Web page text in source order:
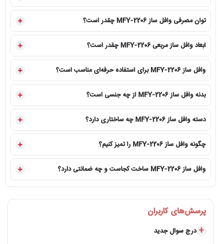
توان مصرفی وافل ساز MFY-2206 چقدر است؟
ابعاد وافل ساز مربعی MFY-2206 چقدر است؟
وافل ساز MFY-2206 برای استفاده حرفه‌ای مناسب است؟
بدنه وافل ساز MFY-2206 از چه جنسی است؟
دسته وافل ساز MFY-2206 چه ساختاری دارد؟
چگونه وافل ساز MFY-2206 را تمیز کنیم؟
وافل ساز MFY-2206 ساخت کجاست و چه ضمانتی دارد؟
پرسش‌های کاربران
درج سوال جدید